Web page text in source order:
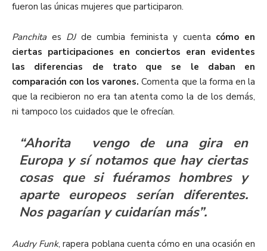
fueron las únicas mujeres que participaron.
Panchitaes DJde cumbia feminista y cuenta cómo en
ciertas participaciones en conciertos eran evidentes
las diferencias de trato que se le daban en
comparación con los varones. Comenta que la forma en la
que la recibieron no era tan atenta como la de los demás,
ni tampoco los cuidados que le ofrecían.
“Ahorita vengo de una gira en
Europa y sí notamos que hay ciertas
cosas que si fuéramos hombres y
aparte europeos serían diferentes.
Nos pagarían y cuidarían más”.
Audry Funk, rapera poblana cuenta cómo en una ocasión en